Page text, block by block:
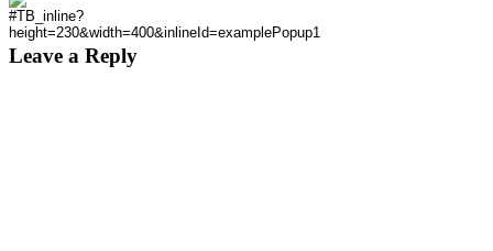
Leave a Reply